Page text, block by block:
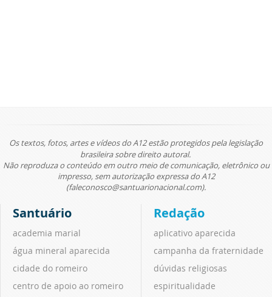
Os textos, fotos, artes e vídeos do A12 estão protegidos pela legislação
brasileira sobre direito autoral.
Não reproduza o conteúdo em outro meio de comunicação, eletrônico ou
impresso, sem autorização expressa do A12
(faleconosco@santuarionacional.com).
Santuário
academia marial
água mineral aparecida
cidade do romeiro
centro de apoio ao romeiro
Redação
aplicativo aparecida
campanha da fraternidade
dúvidas religiosas
espiritualidade